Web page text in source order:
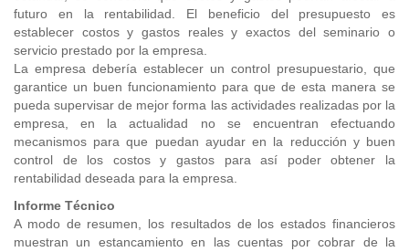
futuro en la rentabilidad. El beneficio del presupuesto es
establecer costos y gastos reales y exactos del seminario o
servicio prestado por la empresa.
La empresa debería establecer un control presupuestario, que
garantice un buen funcionamiento para que de esta manera se
pueda supervisar de mejor forma las actividades realizadas por la
empresa, en la actualidad no se encuentran efectuando
mecanismos para que puedan ayudar en la reducción y buen
control de los costos y gastos para así poder obtener la
rentabilidad deseada para la empresa.
Informe Técnico
A modo de resumen, los resultados de los estados financieros
muestran un estancamiento en las cuentas por cobrar de la